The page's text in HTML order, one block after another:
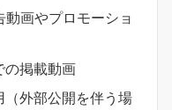
画やプロモーショ
の掲載動画
外部公開を伴う場